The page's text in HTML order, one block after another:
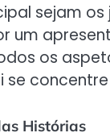
sejam
um
os
se
Histórias